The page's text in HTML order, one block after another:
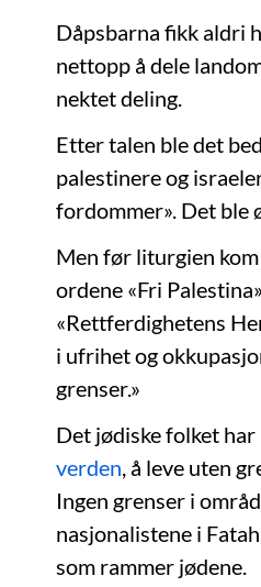
Dåpsbarna fikk aldri
nettopp å dele
nektet deling.
Etter talen ble det
palestinere og
fordommer». Det ble
Men før liturgien
ordene «Fri
«Rettferdighetens
i ufrihet og
grenser.»
Det jødiske folket
verden, å leve uten
Ingen grenser i
nasjonalistene i
som rammer jødene.